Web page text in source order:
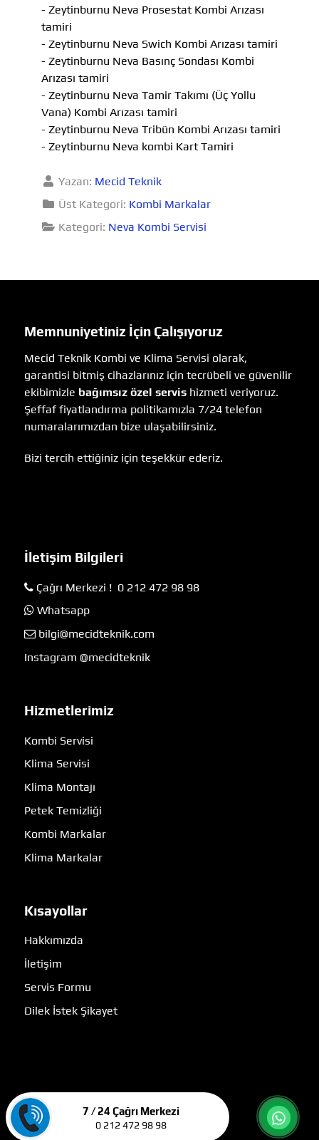
- Zeytinburnu Neva Prosestat Kombi Arızası
tamiri
- Zeytinburnu Neva Swich Kombi Arızası tamiri
- Zeytinburnu Neva Basınç Sondası Kombi
Arızası tamiri
- Zeytinburnu Neva Tamir Takımı (Üç Yollu
Vana) Kombi Arızası tamiri
- Zeytinburnu Neva Tribün Kombi Arızası tamiri
- Zeytinburnu Neva kombi Kart Tamiri
Yazan: Mecid Teknik
Üst Kategori: Kombi Markalar
Kategori: Neva Kombi Servisi
Memnuniyetiniz İçin Çalışıyoruz
Mecid Teknik Kombi ve Klima Servisi olarak,
garantisi bitmiş cihazlarınız için tecrübeli ve güvenilir
ekibimizle bağımsız özel servis hizmeti veriyoruz.
Şeffaf fiyatlandırma politikamızla 7/24 telefon
numaralarımızdan bize ulaşabilirsiniz.
Bizi tercih ettiğiniz için teşekkür ederiz.
İletişim Bilgileri
Çağrı Merkezi ! 0 212 472 98 98
Whatsapp
bilgi@mecidteknik.com
Instagram @mecidteknik
Hizmetlerimiz
Kombi Servisi
Klima Servisi
Klima Montajı
Petek Temizliği
Kombi Markalar
Klima Markalar
Kısayollar
Hakkımızda
İletişim
Servis Formu
Dilek İstek Şikayet
7 / 24 Çağrı Merkezi
0 212 472 98 98